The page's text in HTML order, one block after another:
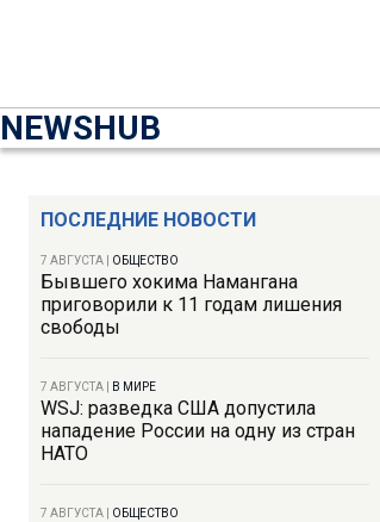
NEWSHUB
ПОСЛЕДНИЕ НОВОСТИ
7 АВГУСТА ОБЩЕСТВО
Бывшего хокима Намангана
приговорили к 11 годам лишения
свободы
7 АВГУСТА В МИРЕ
WSJ: разведка США допустила
нападение России на одну из стран
НАТО
7 АВГУСТА ОБЩЕСТВО